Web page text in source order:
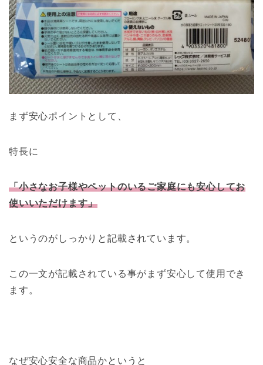
まず安心ポイントとして、
特長に
「小さなお子様やペットのいるご家庭にも安心してお
使いいただけます」
というのがしっかりと記載されています。
この一文が記載されている事がまず安心して使用でき
ます。
なぜ安心安全な商品かというと